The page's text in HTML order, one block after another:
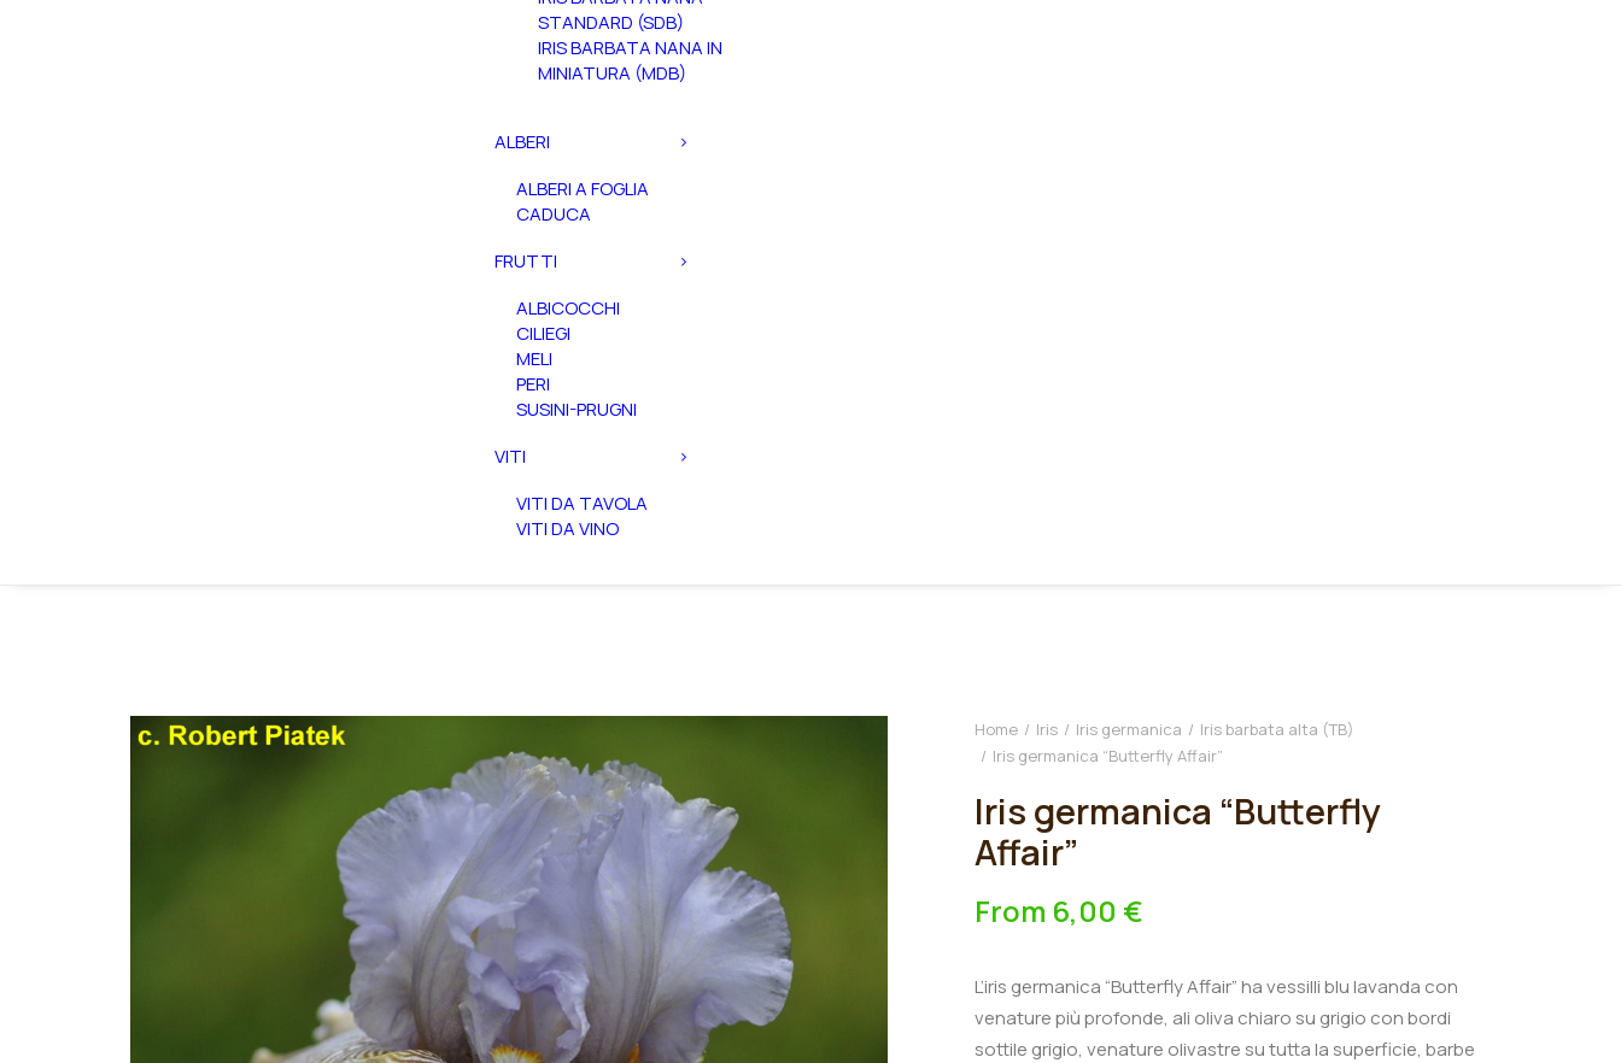
STANDARD (SDB)
IRIS BARBATA NANA IN
MINIATURA (MDB)
ALBERI
ALBERI A FOGLIA
CADUCA
FRUTTI
ALBICOCCHI
CILIEGI
MELI
PERI
SUSINI-PRUGNI
VITI
VITI DA TAVOLA
VITI DA VINO
Home Iris Iris germanica
Iris barbata alta (TB)
Iris germanica “Butterfly Affair”
Iris germanica “Butterfly
Affair”
From 6,00 €
L’iris germanica “Butterfly Affair” ha vessilli blu lavanda con
venature più profonde, ali oliva chiaro su grigio con bordi
sottile grigio, venature olivastre su tutta la superficie, barbe